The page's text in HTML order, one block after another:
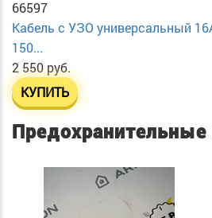
66597
Кабель с УЗО универсальный
150...
2 550 руб.
КУПИТЬ